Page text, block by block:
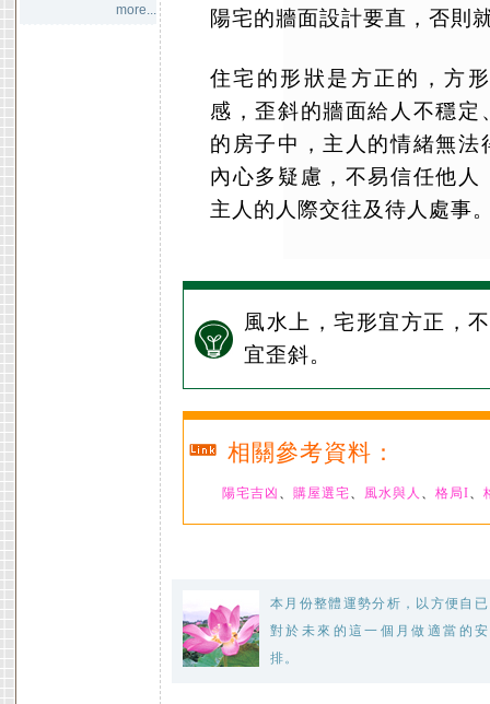
more...
陽宅的牆面設計要直，否則
住宅的形狀是方正的，方
感，歪斜的牆面給人不穩
的房子中，主人的情緒無
內心多疑慮，不易信任他
主人的人際交往及待人處事
風水上，宅形宜方正，
宜歪斜。
相關參考資料：
陽宅吉凶 、 購屋選宅、 風水與人 、 格局I、
本月份整體運勢分析，以方便自已
對於未來的這一個月做適當的安
排。